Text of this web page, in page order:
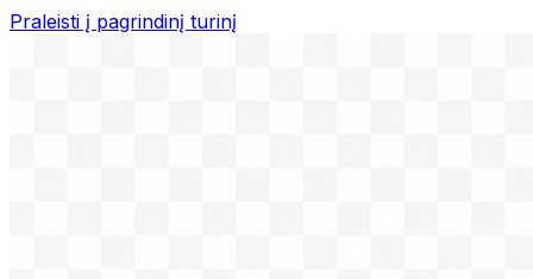
Praleisti į pagrindinį turinį